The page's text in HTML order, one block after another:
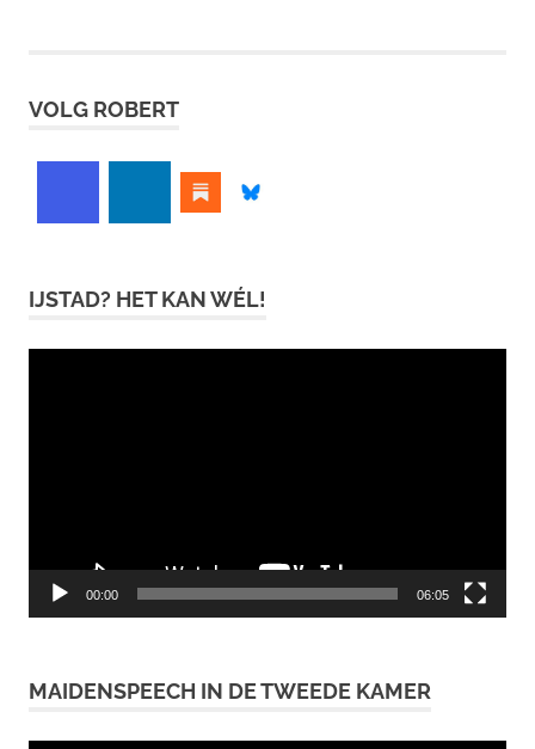
VOLG ROBERT
IJSTAD? HET KAN WÉL!
00:00 06:05
MAIDENSPEECH IN DE TWEEDE KAMER